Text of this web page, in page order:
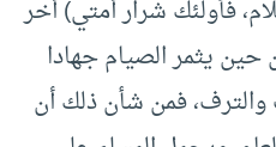
فأولئك شرار أمتي) أخر
3663. لكن حين يثمر الصيام جهادا
والترف، فمن شأن ذلك أن